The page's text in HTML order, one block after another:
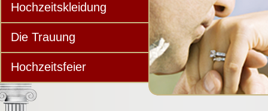
Hochzeitskleidung
Die Trauung
Hochzeitsfeier